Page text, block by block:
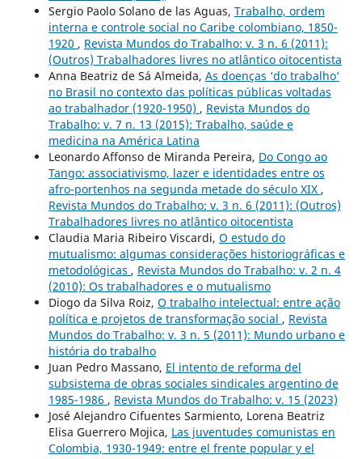
Sergio Paolo Solano de las Aguas, Trabalho, ordem
interna e controle social no Caribe colombiano, 1850-
1920 , Revista Mundos do Trabalho: v. 3 n. 6 (2011):
(Outros) Trabalhadores livres no atlântico oitocentista
Anna Beatriz de Sá Almeida, As doenças ‘do trabalho’
no Brasil no contexto das políticas públicas voltadas
ao trabalhador (1920-1950) , Revista Mundos do
Trabalho: v. 7 n. 13 (2015): Trabalho, saúde e
medicina na América Latina
Leonardo Affonso de Miranda Pereira, Do Congo ao
Tango: associativismo, lazer e identidades entre os
afro-portenhos na segunda metade do século XIX ,
Revista Mundos do Trabalho: v. 3 n. 6 (2011): (Outros)
Trabalhadores livres no atlântico oitocentista
Claudia Maria Ribeiro Viscardi, O estudo do
mutualismo: algumas considerações historiográficas e
metodológicas , Revista Mundos do Trabalho: v. 2 n. 4
(2010): Os trabalhadores e o mutualismo
Diogo da Silva Roiz, O trabalho intelectual: entre ação
política e projetos de transformação social , Revista
Mundos do Trabalho: v. 3 n. 5 (2011): Mundo urbano e
história do trabalho
Juan Pedro Massano, El intento de reforma del
subsistema de obras sociales sindicales argentino de
1985-1986 , Revista Mundos do Trabalho: v. 15 (2023)
José Alejandro Cifuentes Sarmiento, Lorena Beatriz
Elisa Guerrero Mojica, Las juventudes comunistas en
Colombia, 1930-1949: entre el frente popular y el